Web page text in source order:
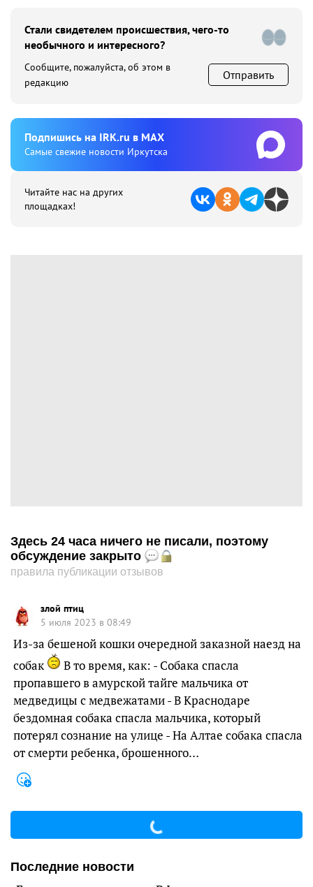
Стали свидетелем происшествия, чего-то
необычного и интересного?
Сообщите, пожалуйста, об этом в
редакцию
Отправить
Подпишиcь на IRK.ru в MAX
Cамые свежие новости Иркутска
Читайте нас на других
площадках!
Здесь 24 часа ничего не писали, поэтому
обсуждение закрыто
правила публикации отзывов
злой птиц
5 июля 2023 в 08:49
Из-за бешеной кошки очередной заказной наезд на
собак
В то время, как: - Собака спасла
пропавшего в амурской тайге мальчика от
медведицы с медвежатами - В Краснодаре
бездомная собака спасла мальчика, который
потерял сознание на улице - На Алтае собака спасла
от смерти ребенка, брошенного…
Последние новости